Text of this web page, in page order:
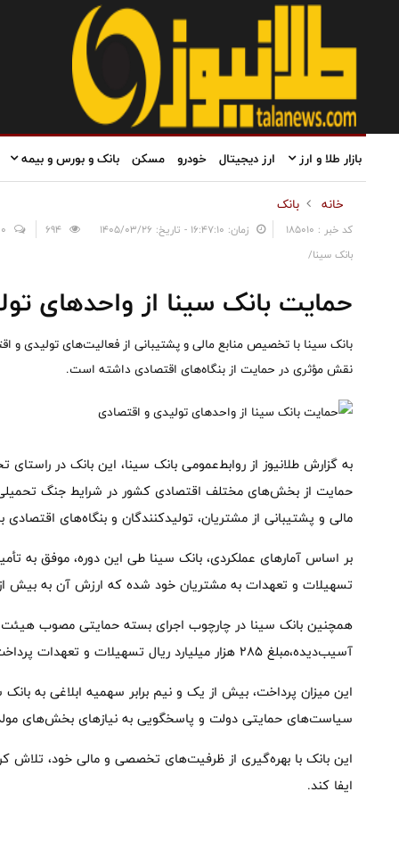
بازار طلا و ارز ارز دیجیتال خودرو مسکن بانک و بورس و بیمه
خانه بانک
کد خبر : 185010 زمان: ۱۶:۴۷:۱۰ - تاریخ: ۱۴۰۵/۰۳/۲۶
0
بانک سینا/
حمایت بانک سینا از واحدهای
بانک سینا با تخصیص منابع مالی و پشتیبانی از فعالیت‌های تولیدی
نقش مؤثری در حمایت از بنگاه‌های اقتصادی داشته است.
به گزارش طلانیوز از روابط‌عمومی بانک سینا، این بانک در
مالی و پشتیبانی از مشتریان، تولیدکنندگان و بنگاه‌های
تسهیلات و تعهدات به مشتریان خود شده که ارزش آن به بیش از ۳۲۰ هزار میلیارد ریال
همچنین بانک سینا در چارچوب اجرای بسته حمایتی مصوب هیئت
آسیب‌دیده،مبلغ ۲۸۵ هزار میلیارد ریال تسهیلات و تعهدات پرداخت کرده است.
این میزان پرداخت، بیش از یک و نیم برابر سهمیه ابلاغی به بانک
سیاست‌های حمایتی دولت و پاسخگویی به نیازهای بخش‌های
این بانک با بهره‌گیری از ظرفیت‌های تخصصی و مالی خود،
ایفا کند.